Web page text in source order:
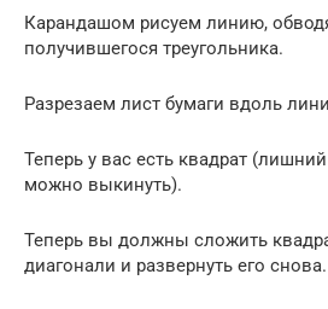
Карандашом рисуем линию,
получившегося треугольника.
Разрезаем лист бумаги вдоль
Теперь у вас есть квадрат
можно выкинуть).
Теперь вы должны сложить
диагонали и развернуть его снова.